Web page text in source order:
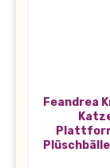
Feandrea